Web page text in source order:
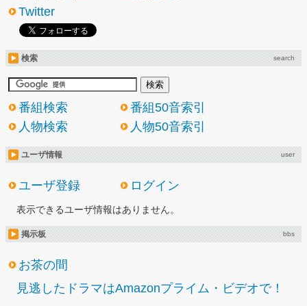
Twitter
検索 search
番組検索
番組50音索引
人物検索
人物50音索引
ユーザ情報 user
ユーザ登録 ログイン
表示できるユーザ情報はありません。
掲示板 bbs
お茶の間
見逃したドラマはAmazonプライム・ビデオで！